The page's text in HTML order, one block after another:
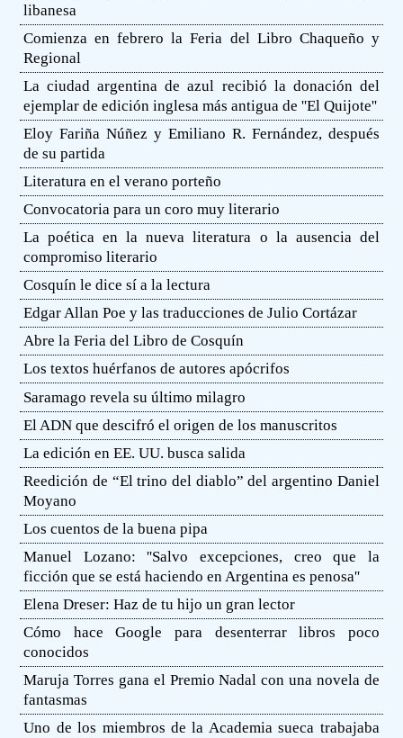
libanesa
Comienza en febrero la Feria del Libro Chaqueño y
Regional
La ciudad argentina de azul recibió la donación del
ejemplar de edición inglesa más antigua de ''El Quijote''
Eloy Fariña Núñez y Emiliano R. Fernández, después
de su partida
Literatura en el verano porteño
Convocatoria para un coro muy literario
La poética en la nueva literatura o la ausencia del
compromiso literario
Cosquín le dice sí a la lectura
Edgar Allan Poe y las traducciones de Julio Cortázar
Abre la Feria del Libro de Cosquín
Los textos huérfanos de autores apócrifos
Saramago revela su último milagro
El ADN que descifró el origen de los manuscritos
La edición en EE. UU. busca salida
Reedición de “El trino del diablo” del argentino Daniel
Moyano
Los cuentos de la buena pipa
Manuel Lozano: ''Salvo excepciones, creo que la
ficción que se está haciendo en Argentina es penosa''
Elena Dreser: Haz de tu hijo un gran lector
Cómo hace Google para desenterrar libros poco
conocidos
Maruja Torres gana el Premio Nadal con una novela de
fantasmas
Uno de los miembros de la Academia sueca trabajaba